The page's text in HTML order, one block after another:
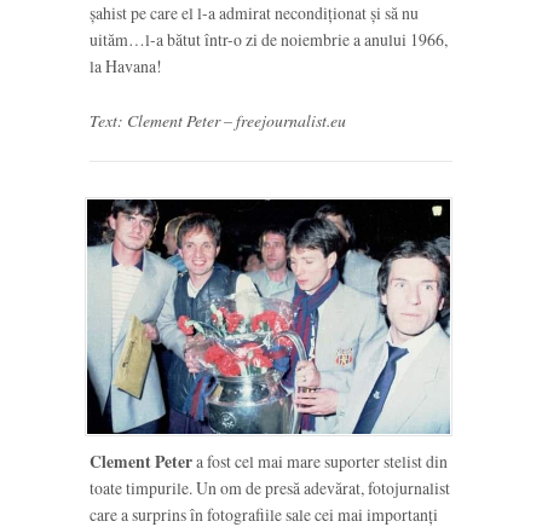
şahist pe care el l-a admirat necondiţionat şi să nu
uităm…l-a bătut într-o zi de noiembrie a anului 1966,
la Havana!
Text: Clement Peter – freejournalist.eu
Clement Petera fost cel mai mare suporter stelist din
toate timpurile. Un om de presă adevărat, fotojurnalist
care a surprins în fotografiile sale cei mai importanți